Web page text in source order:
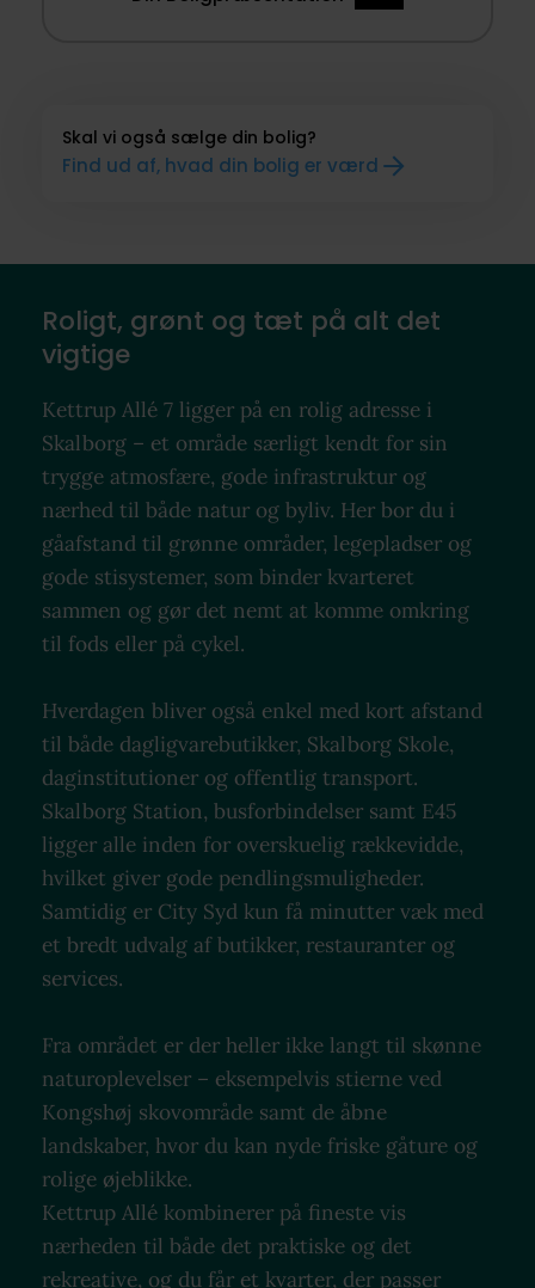
Skal vi også sælge din bolig?
Find ud af, hvad din bolig er værd
Roligt, grønt og tæt på alt det
vigtige
Kettrup Allé 7 ligger på en rolig adresse i
Skalborg – et område særligt kendt for sin
trygge atmosfære, gode infrastruktur og
nærhed til både natur og byliv. Her bor du i
gåafstand til grønne områder, legepladser og
gode stisystemer, som binder kvarteret
sammen og gør det nemt at komme omkring
til fods eller på cykel.
Hverdagen bliver også enkel med kort afstand
til både dagligvarebutikker, Skalborg Skole,
daginstitutioner og offentlig transport.
Skalborg Station, busforbindelser samt E45
ligger alle inden for overskuelig rækkevidde,
hvilket giver gode pendlingsmuligheder.
Samtidig er City Syd kun få minutter væk med
et bredt udvalg af butikker, restauranter og
services.
Fra området er der heller ikke langt til skønne
naturoplevelser – eksempelvis stierne ved
Kongshøj skovområde samt de åbne
landskaber, hvor du kan nyde friske gåture og
rolige øjeblikke.
Kettrup Allé kombinerer på fineste vis
nærheden til både det praktiske og det
rekreative, og du får et kvarter, der passer